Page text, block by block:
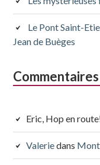
Le Pont Saint-
Jean de Buèges
Eric, Hop en
Valeriedans